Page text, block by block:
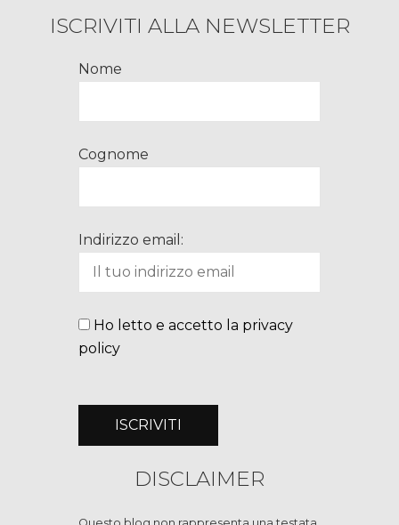
ISCRIVITI ALLA NEWSLETTER
Nome
Cognome
Indirizzo email:
Ho letto e accetto la privacy
policy
DISCLAIMER